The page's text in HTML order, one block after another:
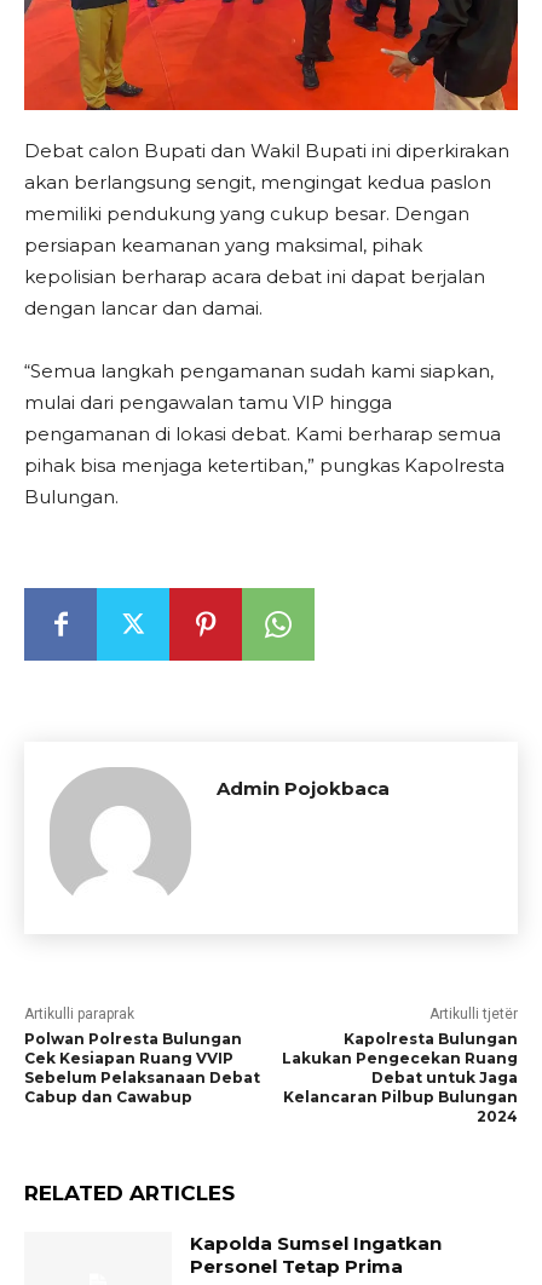
Debat calon Bupati dan Wakil Bupati ini diperkirakan
akan berlangsung sengit, mengingat kedua paslon
memiliki pendukung yang cukup besar. Dengan
persiapan keamanan yang maksimal, pihak
kepolisian berharap acara debat ini dapat berjalan
dengan lancar dan damai.
“Semua langkah pengamanan sudah kami siapkan,
mulai dari pengawalan tamu VIP hingga
pengamanan di lokasi debat. Kami berharap semua
pihak bisa menjaga ketertiban,” pungkas Kapolresta
Bulungan.
Admin Pojokbaca
Artikulli paraprak
Polwan Polresta Bulungan
Cek Kesiapan Ruang VVIP
Sebelum Pelaksanaan Debat
Cabup dan Cawabup
Artikulli tjetër
Kapolresta Bulungan
Lakukan Pengecekan Ruang
Debat untuk Jaga
Kelancaran Pilbup Bulungan
2024
RELATED ARTICLES
Kapolda Sumsel Ingatkan
Personel Tetap Prima